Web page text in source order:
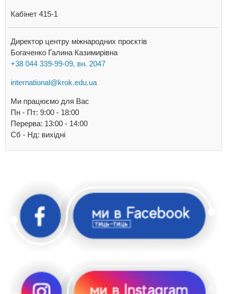
Кабінет 415-1
Директор центру міжнародних проєктів
Богаченко Галина Казимирівна
+38 044 339-99-09, вн. 2047
international@krok.edu.ua
Ми працюємо для Вас
Пн - Пт: 9:00 - 18:00
Перерва: 13:00 - 14:00
Cб - Нд: вихідні